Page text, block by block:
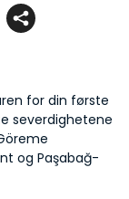
for din første
severdighetene
og Paşabağ-